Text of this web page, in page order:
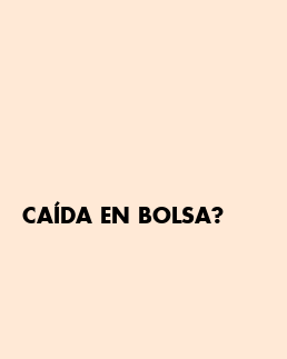
CAÍDA EN BOLSA?